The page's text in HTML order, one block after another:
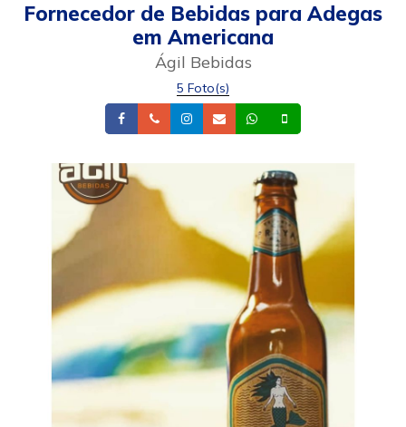
Fornecedor de Bebidas para Adegas
em Americana
Ágil Bebidas
5 Foto(s)
FacebookTelefoneInstagram
Email Whatsapp